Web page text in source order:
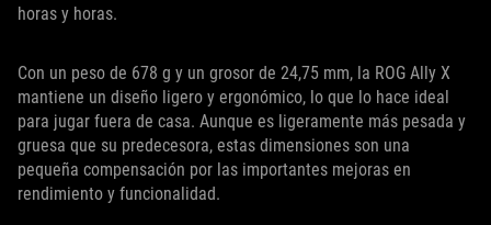
horas y horas.
Con un peso de 678 g y un grosor de 24,75 mm, la ROG Ally X
mantiene un diseño ligero y ergonómico, lo que lo hace ideal
para jugar fuera de casa. Aunque es ligeramente más pesada y
gruesa que su predecesora, estas dimensiones son una
pequeña compensación por las importantes mejoras en
rendimiento y funcionalidad.